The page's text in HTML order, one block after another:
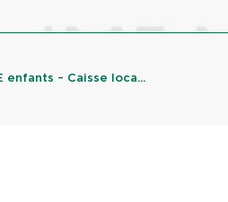
enfants – Caisse loca...